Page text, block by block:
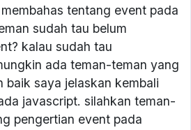
tentang event pada
sudah tau belum
kalau sudah tau
ada teman-teman yang
baik saya jelaskan kembali
javascript. silahkan teman-
pengertian event pada